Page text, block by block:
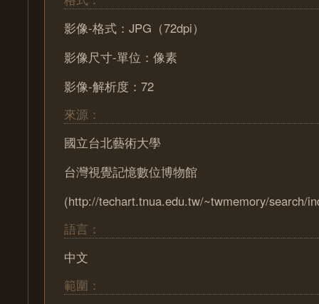
影像-格式：JPG（72dpi）
影像尺寸-單位：像素
影像-解析度：72
來源：
國立台北藝術大學
台灣視覺記憶數位博物館
(http://techart.tnua.edu.tw/~twmemory/search/
語言：
中文
範圍：